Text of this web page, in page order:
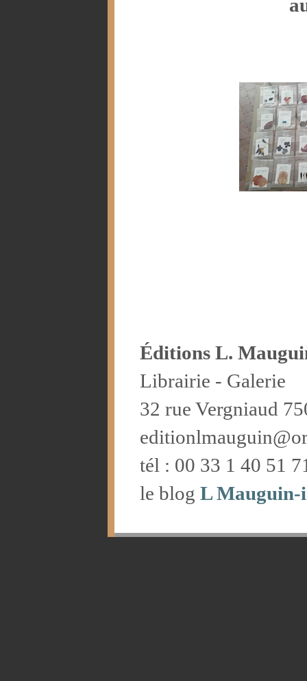
Éditions L.
Librairie - Galerie
32 rue Vergniaud
tél : 00 33 1 40 51
le blog L Mauguin-